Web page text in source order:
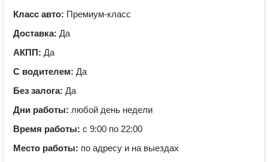
Класс авто: Премиум-класс
Доставка: Да
АКПП: Да
С водителем: Да
Без залога: Да
Дни работы: любой день недели
Время работы: с 9:00 по 22:00
Место работы: по адресу и на выездах